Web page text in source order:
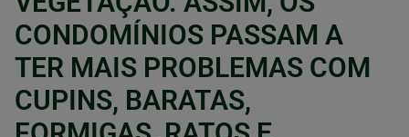
CONDOMÍNIOS PASSAM A
TER MAIS PROBLEMAS COM
CUPINS, BARATAS,